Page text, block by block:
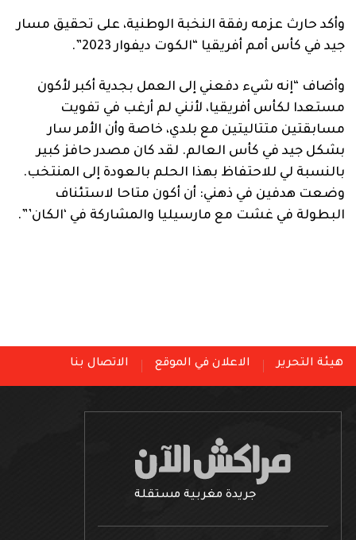
وأكد حارث عزمه رفقة النخبة الوطنية، على تحقيق مسار
جيد في كأس أمم أفريقيا “الكوت ديفوار 2023”.
وأضاف “إنه شيء دفعني إلى العمل بجدية أكبر لأكون
مستعدا لكأس أفريقيا، لأنني لم أرغب في تفويت
مسابقتين متتاليتين مع بلدي، خاصة وأن الأمر سار
بشكل جيد في كأس العالم. لقد كان مصدر حافز كبير
بالنسبة لي للاحتفاظ بهذا الحلم بالعودة إلى المنتخب.
وضعت هدفين في ذهني: أن أكون متاحا لاستئناف
البطولة في غشت مع مارسيليا والمشاركة في ‘الكان’”.
هيئة التحرير الاعلان في الموقع الاتصال بنا
جريدة مغربية مستقلة